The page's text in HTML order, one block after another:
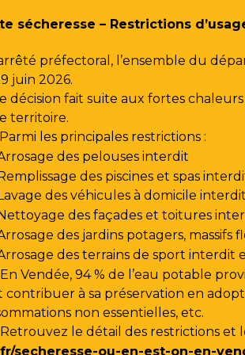
sécheresse – Restrictions
préfectoral, l’ensemble du
juin 2026.
décision fait suite aux fortes
territoire.
Parmi les principales restrictions :
des pelouses interdit
des piscines et spas
Lavage des véhicules à domicile interdit
Nettoyage des façades et toitures
des jardins potagers,
des terrains de sport interdit
En Vendée, 94 % de l’eau potable
contribuer à sa préservation en
non essentielles, etc.
Retrouvez le détail des restrictions et
secheresse-ou-en-est-on-en-